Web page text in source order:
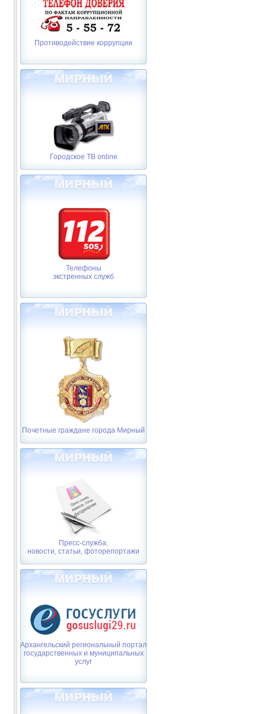
Противодействие коррупции
Городское ТВ online
Телефоны
экстренных служб
Почетные граждане города Мирный
Пресс-служба:
новости, статьи, фоторепортажи
Архангельский региональный портал
государственных и муниципальных
услуг